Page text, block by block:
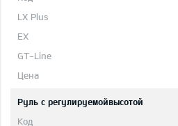
Руль с регулируемойвысотой